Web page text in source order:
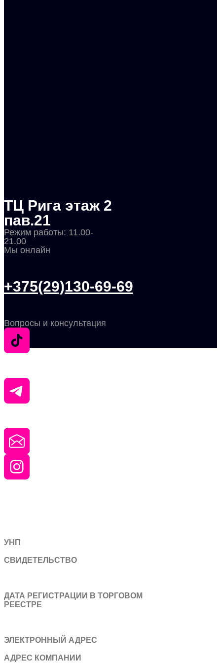
ТЦ Рига этаж 2
пав.21
Режим работы: 11.00-
21.00
Мы онлайн
+375(29)130-69-69
Вопросы и консультация
УНП
СВИДЕТЕЛЬСТВО
ДАТА РЕГИСТРАЦИИ В ТОРГОВОМ
РЕЕСТРЕ
ЭЛЕКТРОННЫЙ АДРЕС
АДРЕС КОМПАНИИ